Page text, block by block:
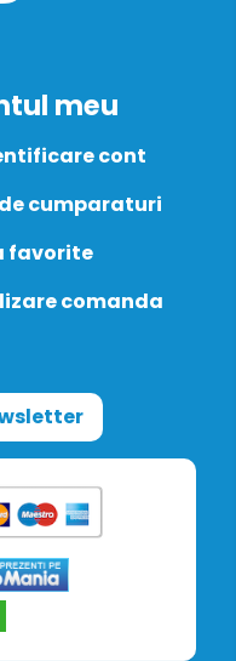
meu
cont
cumparaturi
favorite
comanda